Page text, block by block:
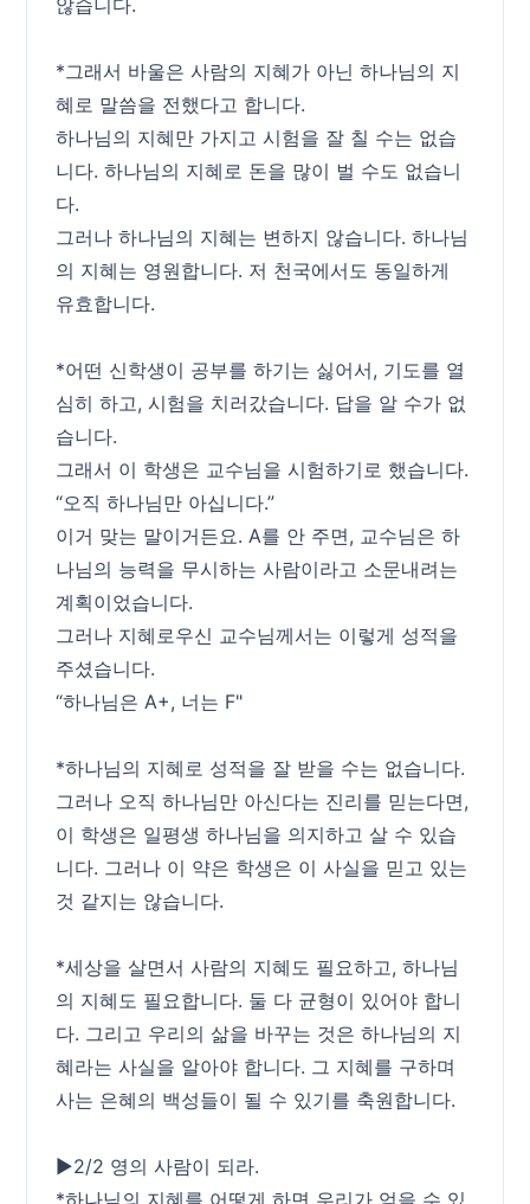
않습니다.
*그래서 바울은 사람의 지혜가 아닌 하나님의 지
혜로 말씀을 전했다고 합니다.
하나님의 지혜만 가지고 시험을 잘 칠 수는 없습
니다. 하나님의 지혜로 돈을 많이 벌 수도 없습니
다.
그러나 하나님의 지혜는 변하지 않습니다. 하나님
의 지혜는 영원합니다. 저 천국에서도 동일하게
유효합니다.
*어떤 신학생이 공부를 하기는 싫어서, 기도를 열
심히 하고, 시험을 치러갔습니다. 답을 알 수가 없
습니다.
그래서 이 학생은 교수님을 시험하기로 했습니다.
“오직 하나님만 아십니다.”
이거 맞는 말이거든요. A를 안 주면, 교수님은 하
나님의 능력을 무시하는 사람이라고 소문내려는
계획이었습니다.
그러나 지혜로우신 교수님께서는 이렇게 성적을
주셨습니다.
“하나님은 A+, 너는 F"
*하나님의 지혜로 성적을 잘 받을 수는 없습니다.
그러나 오직 하나님만 아신다는 진리를 믿는다면,
이 학생은 일평생 하나님을 의지하고 살 수 있습
니다. 그러나 이 약은 학생은 이 사실을 믿고 있는
것 같지는 않습니다.
*세상을 살면서 사람의 지혜도 필요하고, 하나님
의 지혜도 필요합니다. 둘 다 균형이 있어야 합니
다. 그리고 우리의 삶을 바꾸는 것은 하나님의 지
혜라는 사실을 알아야 합니다. 그 지혜를 구하며
사는 은혜의 백성들이 될 수 있기를 축원합니다.
▶2/2 영의 사람이 되라.
*하나님의 지혜를 어떻게 하면 우리가 얻을 수 있